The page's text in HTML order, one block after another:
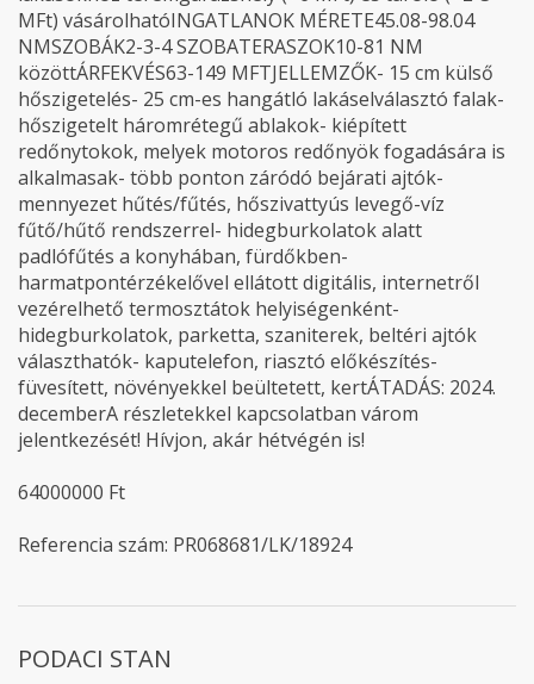
MFt) vásárolhatóINGATLANOK MÉRETE45.08-98.04
NMSZOBÁK2-3-4 SZOBATERASZOK10-81 NM
közöttÁRFEKVÉS63-149 MFTJELLEMZŐK- 15 cm külső
hőszigetelés- 25 cm-es hangátló lakáselválasztó falak-
hőszigetelt háromrétegű ablakok- kiépített
redőnytokok, melyek motoros redőnyök fogadására is
alkalmasak- több ponton záródó bejárati ajtók-
mennyezet hűtés/fűtés, hőszivattyús levegő-víz
fűtő/hűtő rendszerrel- hidegburkolatok alatt
padlófűtés a konyhában, fürdőkben-
harmatpontérzékelővel ellátott digitális, internetről
vezérelhető termosztátok helyiségenként-
hidegburkolatok, parketta, szaniterek, beltéri ajtók
választhatók- kaputelefon, riasztó előkészítés-
füvesített, növényekkel beültetett, kertÁTADÁS: 2024.
decemberA részletekkel kapcsolatban várom
jelentkezését! Hívjon, akár hétvégén is!
64000000 Ft
Referencia szám: PR068681/LK/18924
PODACI STAN